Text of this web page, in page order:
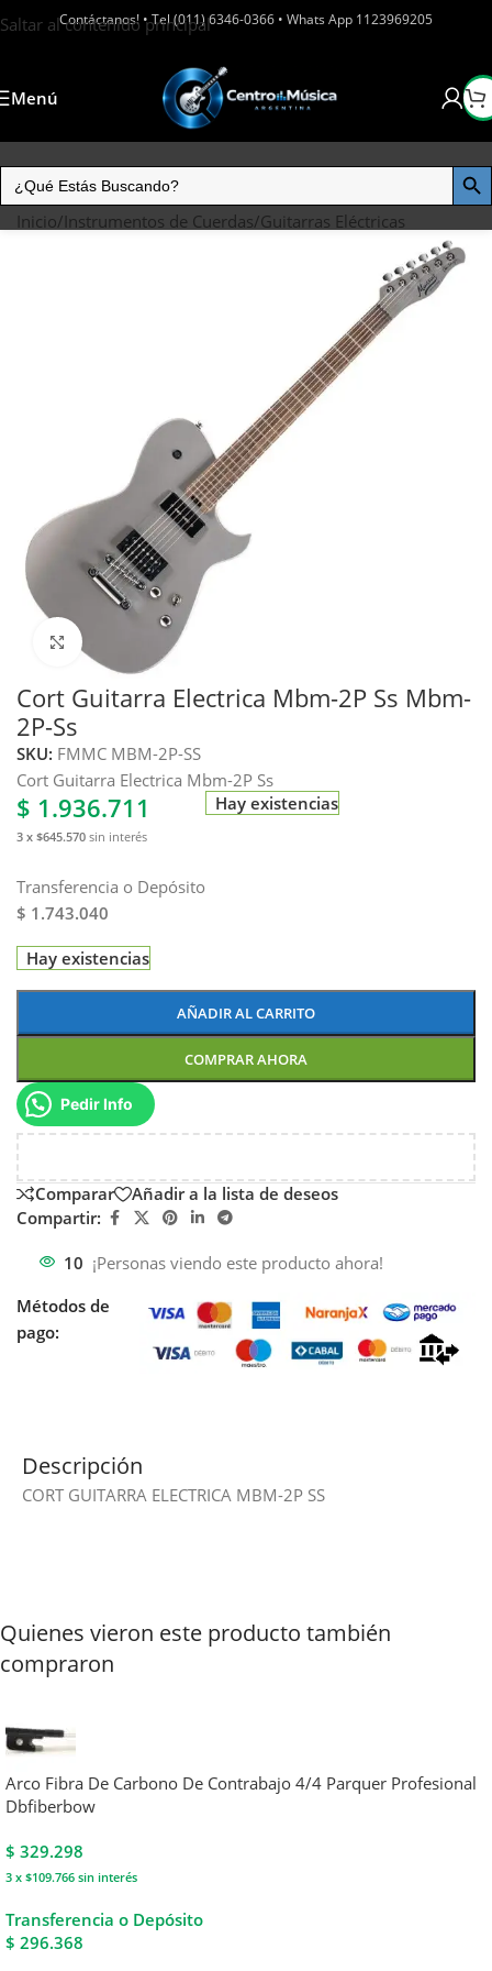
Saltar al contenido principal
Contáctanos! • Tel (011) 6346-0366 • Whats App 1123969205
Menú
Inicio/Instrumentos de Cuerdas/Guitarras Eléctricas
Haga clic para ampliar
Cort Guitarra Electrica Mbm-2P Ss Mbm-
2P-Ss
SKU: FMMC MBM-2P-SS
Cort Guitarra Electrica Mbm-2P Ss
$ 1.936.711
3 x $645.570 sin interés
Transferencia o Depósito
$ 1.743.040
Hay existencias
Hay existencias
AÑADIR AL CARRITO
COMPRAR AHORA
Pedir Info
Comparar
Añadir a la lista de deseos
Compartir:
10 ¡Personas viendo este producto ahora!
Métodos de
pago:
Descripción
CORT GUITARRA ELECTRICA MBM-2P SS
Quienes vieron este producto también
compraron
Arco Fibra De Carbono De Contrabajo 4/4 Parquer Profesional
Dbfiberbow
$ 329.298
3 x $109.766 sin interés
Transferencia o Depósito
$ 296.368